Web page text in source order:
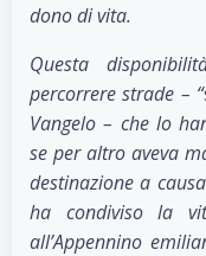
dono di vita.
Questa
percorrere strade – “
Vangelo – che lo
se per altro aveva
destinazione a
ha condiviso la
all’Appennino